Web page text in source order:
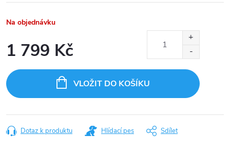
Na objednávku
1 799 Kč
cena:
VLOŽIT DO KOŠÍKU
Dotaz k produktu Hlídací pes Sdílet